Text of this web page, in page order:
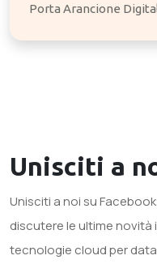
Porta Arancione
Unisciti a
Unisciti a noi su
discutere le ultime
tecnologie cloud per